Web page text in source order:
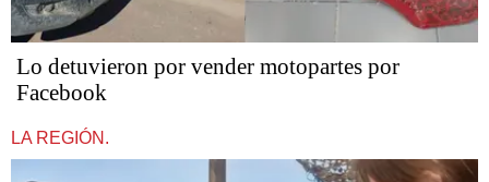
Lo detuvieron por vender motopartes por
Facebook
LA REGIÓN.